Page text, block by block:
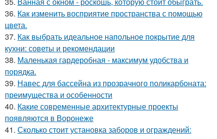
36. Как изменить восприятие пространства с помощью
цвета.
37. Как выбрать идеальное напольное покрытие для
кухни: советы и рекомендации
38. Маленькая гардеробная - максимум удобства и
порядка.
39. Навес для бассейна из прозрачного поликарбоната:
преимущества и особенности
40. Какие современные архитектурные проекты
появляются в Воронеже
41. Сколько стоит установка заборов и ограждений: